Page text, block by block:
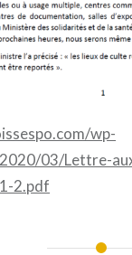
wp-
03/Lettre-
2.pdf